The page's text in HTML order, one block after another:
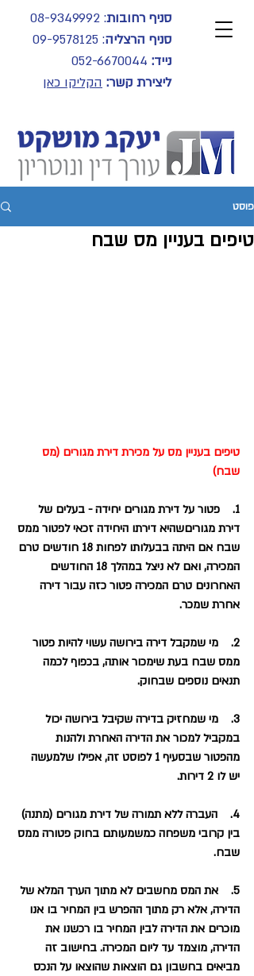
סניף רחובות:
08-9349992
סניף הרצליה:
09-9578125
נייד: 052-6670044
ליצירת קשר: הקליקו כאן
פוסט
טיפים בעניין מס שבח
טיפים בעניין מס על מכירת דירת מגורים (מס
שבח)
1.    פטור על דירת מגורים יחידה - בעלים של
דירת מגוריםשהיא דירתו היחידה זכאי לפטור ממס
שבח אם היתה בבעלותו לפחות 18 חודשים טרם
המכירה, ואם לא ניצל במהלך 18 החודשים
האחרונים טרם המכירה פטור כזה עבור דירה
אחרת שמכר.
2.    מי שמקבל דירה בירושה עשוי להיות פטור
ממס שבח בעת שימכור אותה, בכפוף לכמה
תנאים נוספים שבחוק.
3.    מי שמחזיק בדירה שקיבל בירושה יכול
במקביל למכור את הדירה האחרת ולהנות
מהפטור שבסעיף 1 לפוסט זה, אפילו שלמעשה
יש לו 2 דירות.
4.    העברה ללא תמורה של דירת מגורים (מתנה)
בין קרובי משפחה כמשמעותם בחוק פטורה ממס
שבח.
5.    את המס מחשבים לא מתוך הערך המלא של
הדירה, אלא רק מתוך ההפרש בין המחיר בו אנו
מוכרים את הדירה לבין המחיר בו רכשנו את
הדירה, מוצמד עד ליום המכירה. בחישוב זה
מביאים בחשבון גם הוצאות שהוצאו על הנכס